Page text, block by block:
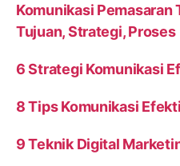
Komunikasi Pemasaran
Tujuan, Strategi, Proses
6 Strategi Komunikasi
8 Tips Komunikasi
9 Teknik Digital